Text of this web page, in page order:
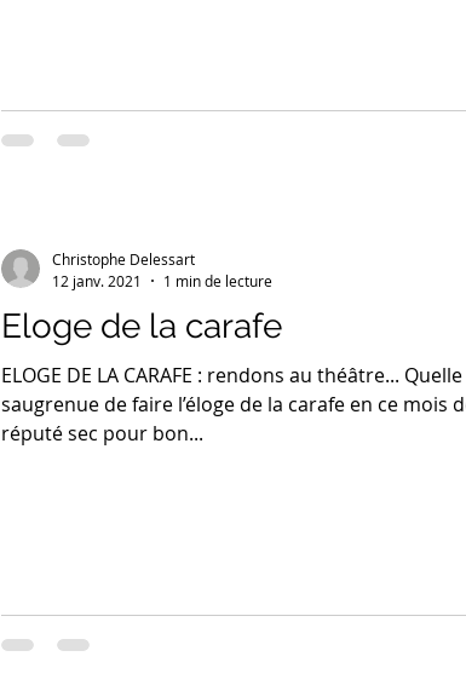
Eloge de la carafe
ELOGE DE LA CARAFE : rendons au théâtre...
saugrenue de faire l’éloge de la carafe en ce mois
réputé sec pour bon...
Christophe Delessart
12 janv. 2021
1 min de lecture